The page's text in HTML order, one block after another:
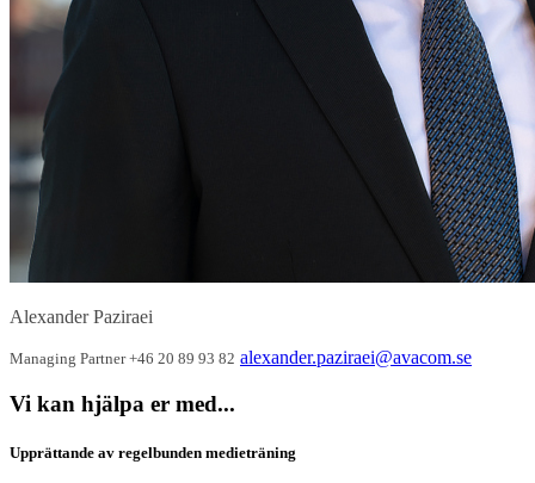
Alexander Paziraei
Managing Partner+46 20 89 93 82 alexander.paziraei@avacom.se
Vi kan hjälpa er med...
Upprättande av regelbunden medieträning